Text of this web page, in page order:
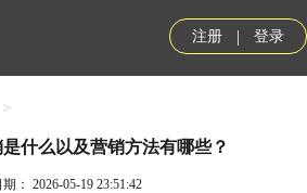
注册 | 登录
>
什么以及营销方法有哪些？
： 2026-05-19 23:51:42